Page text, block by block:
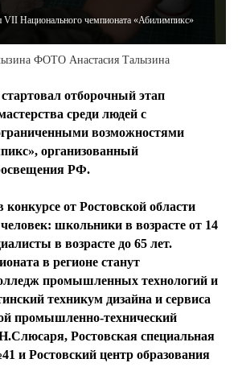
VII Национального чемпионата «Абилимпикс»
ФОТО Анастасия Талызина
отборочный этап
среди людей с
возможностями
организованный
РФ.
от Ростовской области
школьники в возрасте от 14
в возрасте до 65 лет.
в регионе станут
промышленных технологий и
техникум дизайна и сервиса
промышленно-технический
Ростовская специальная
и Ростовский центр образования